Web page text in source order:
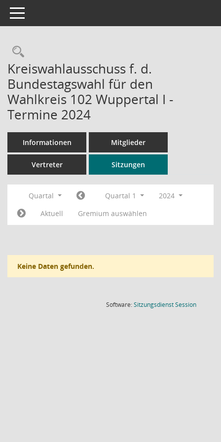
Toggle navigation
Rechercheauswahl
Kreiswahlausschuss f. d.
Bundestagswahl für den
Wahlkreis 102 Wuppertal I -
Termine 2024
Informationen Mitglieder
Vertreter Sitzungen
Quartal Quartal 1
2024
Aktuell
Gremium auswählen
Keine Daten gefunden.
Software:SitzungsdienstSession(Wird in